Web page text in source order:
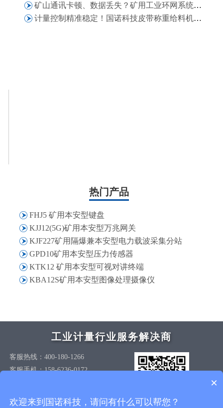
矿山通讯卡顿、数据丢失？矿用工业环网系统解决煤矿通讯难题
计量控制精准稳定！国诺科技皮带称重给料机批量发往萨尔瓦多化工业项目
热门产品
FHJ5 矿用本安型键盘
KJJ12(5G)矿用本安型万兆网关
KJF227矿用隔爆兼本安型电力载波采集分站
GPD10矿用本安型压力传感器
KTK12 矿用本安型可视对讲终端
KBA12S矿用本安型图像处理摄像仪
工业计量行业服务解决商
客服热线：400-180-1266
客服手机：158-6236-0172
栋406室
×
欢迎来到国诺科技，请问有什么可以帮您？